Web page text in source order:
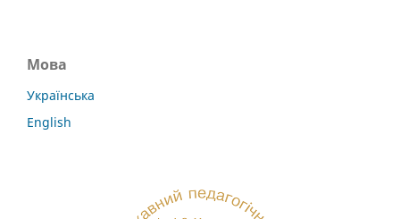
Мова
Українська
English